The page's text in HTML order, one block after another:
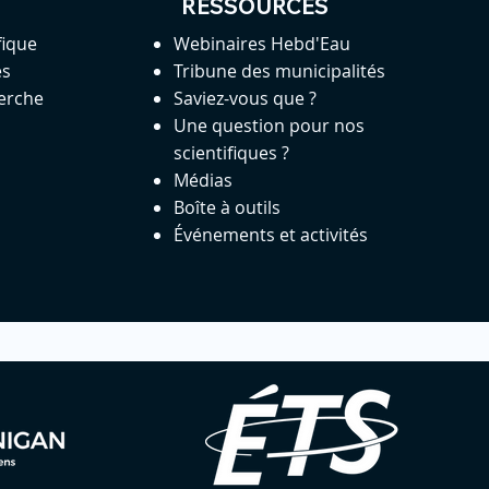
RESSOURCES
Webinaires Hebd'Eau
Tribune des municipalités
Saviez-vous que ?
Une question pour nos
scientifiques ?
Médias
Boîte à outils
Événements et activités